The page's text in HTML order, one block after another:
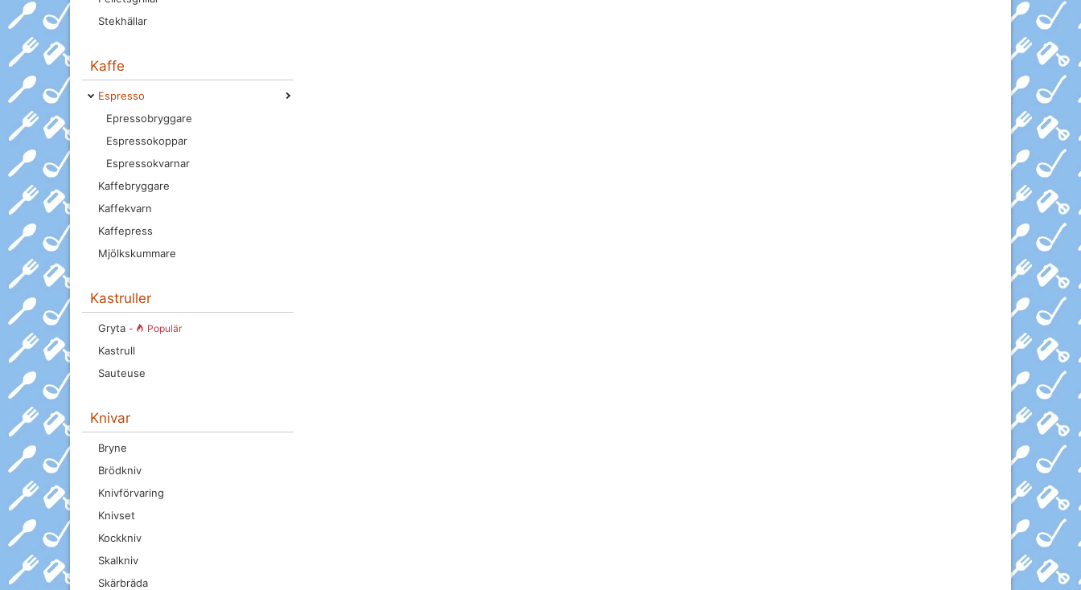
Stekhällar
Kaffe
Espresso
Epressobryggare
Espressokoppar
Espressokvarnar
Kaffebryggare
Kaffekvarn
Kaffepress
Mjölkskummare
Kastruller
Gryta - Populär
Kastrull
Sauteuse
Knivar
Bryne
Brödkniv
Knivförvaring
Knivset
Kockkniv
Skalkniv
Skärbräda